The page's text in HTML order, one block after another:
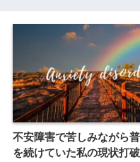
不安障害で苦しみながら
を続けていた私の現状打